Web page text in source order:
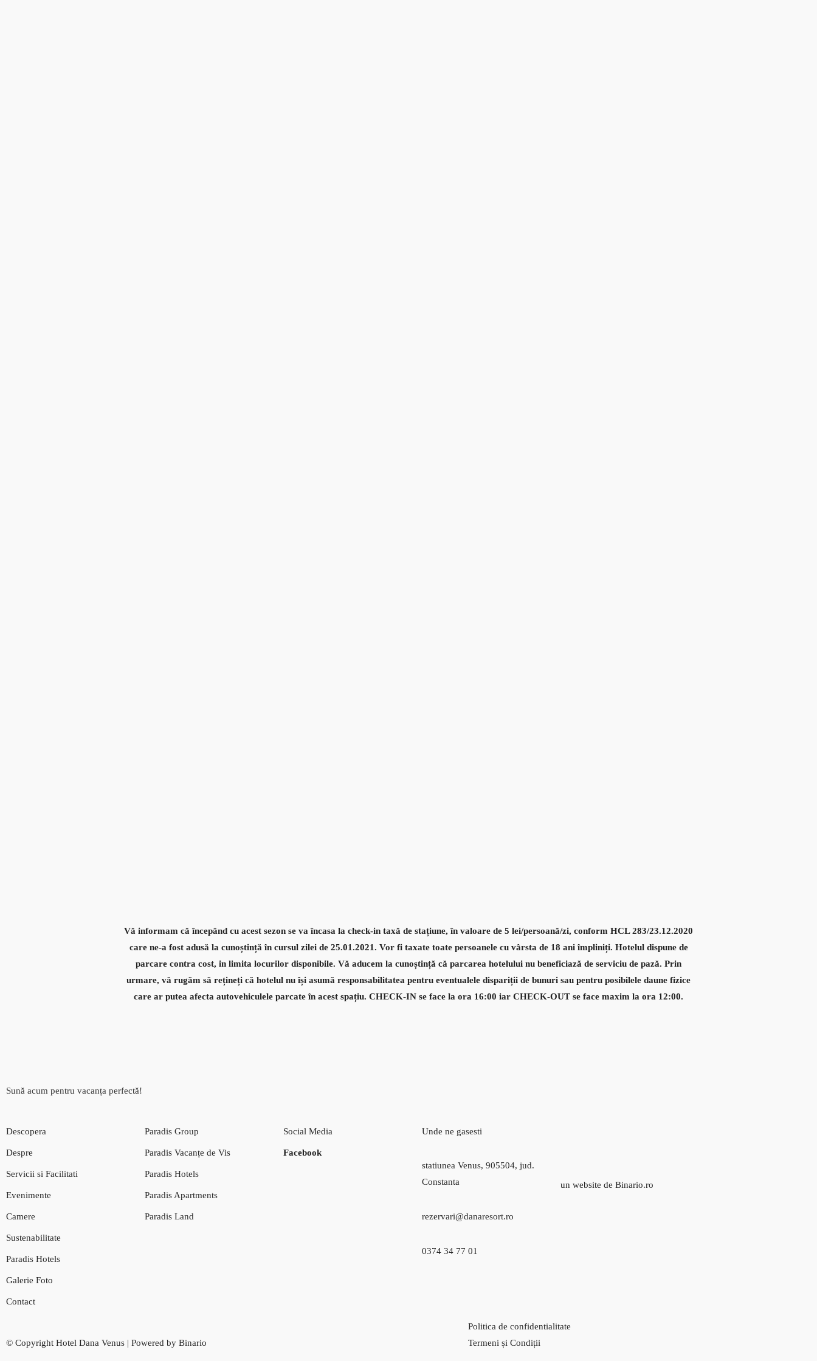
Vă informam că începând cu acest sezon se va încasa la check-in taxă de stațiune, în valoare de 5 lei/persoană/zi, conform HCL 283/23.12.2020
care ne-a fost adusă la cunoștință în cursul zilei de 25.01.2021. Vor fi taxate toate persoanele cu vârsta de 18 ani împliniți. Hotelul dispune de
parcare contra cost, in limita locurilor disponibile. Vă aducem la cunoștință că parcarea hotelului nu beneficiază de serviciu de pază. Prin
urmare, vă rugăm să rețineți că hotelul nu își asumă responsabilitatea pentru eventualele dispariții de bunuri sau pentru posibilele daune fizice
care ar putea afecta autovehiculele parcate în acest spațiu. CHECK-IN se face la ora 16:00 iar CHECK-OUT se face maxim la ora 12:00.
Sună acum pentru vacanța perfectă!
Descopera
Despre
Servicii si Facilitati
Evenimente
Camere
Sustenabilitate
Paradis Hotels
Galerie Foto
Contact
Paradis Group
Paradis Vacanțe de Vis
Paradis Hotels
Paradis Apartments
Paradis Land
Social Media
Facebook
Unde ne gasesti
statiunea Venus, 905504, jud.
Constanta
rezervari@danaresort.ro
0374 34 77 01
un website de Binario.ro
© Copyright Hotel Dana Venus | Powered by Binario
Politica de confidentialitate
Termeni și Condiții